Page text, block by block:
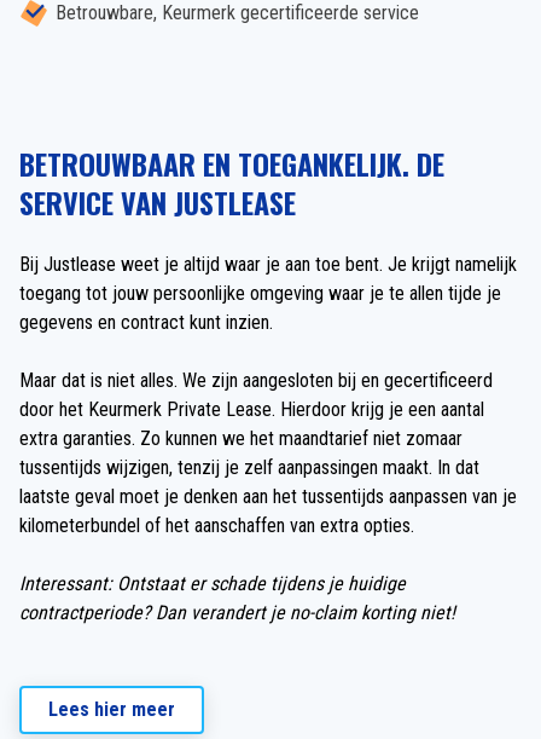
Betrouwbare, Keurmerk gecertificeerde service
BETROUWBAAR EN TOEGANKELIJK. DE
SERVICE VAN JUSTLEASE
Bij Justlease weet je altijd waar je aan toe bent. Je krijgt namelijk
toegang tot jouw persoonlijke omgeving waar je te allen tijde je
gegevens en contract kunt inzien.
Maar dat is niet alles. We zijn aangesloten bij en gecertificeerd
door het Keurmerk Private Lease. Hierdoor krijg je een aantal
extra garanties. Zo kunnen we het maandtarief niet zomaar
tussentijds wijzigen, tenzij je zelf aanpassingen maakt. In dat
laatste geval moet je denken aan het tussentijds aanpassen van je
kilometerbundel of het aanschaffen van extra opties.
Interessant: Ontstaat er schade tijdens je huidige
contractperiode? Dan verandert je no-claim korting niet!
Lees hier meer